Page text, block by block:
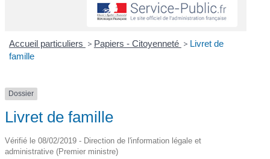
Accueil particuliers > Papiers - Citoyenneté > Livret de
famille
Dossier
Livret de famille
Vérifié le 08/02/2019 - Direction de l'information légale et
administrative (Premier ministre)